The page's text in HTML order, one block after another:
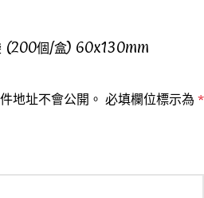
(200個/盒) 60x130mm
地址不會公開。 必填欄位標示為 *